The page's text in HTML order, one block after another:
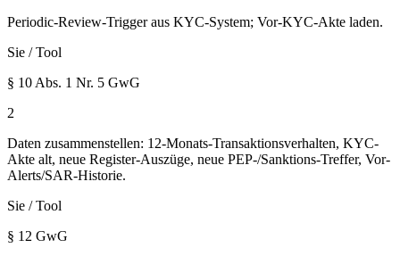
Periodic-Review-Trigger aus KYC-System; Vor-KYC-Akte laden.
Sie / Tool
§ 10 Abs. 1 Nr. 5 GwG
2
Daten zusammenstellen: 12-Monats-Transaktionsverhalten, KYC-
Akte alt, neue Register-Auszüge, neue PEP-/Sanktions-Treffer, Vor-
Alerts/SAR-Historie.
Sie / Tool
§ 12 GwG